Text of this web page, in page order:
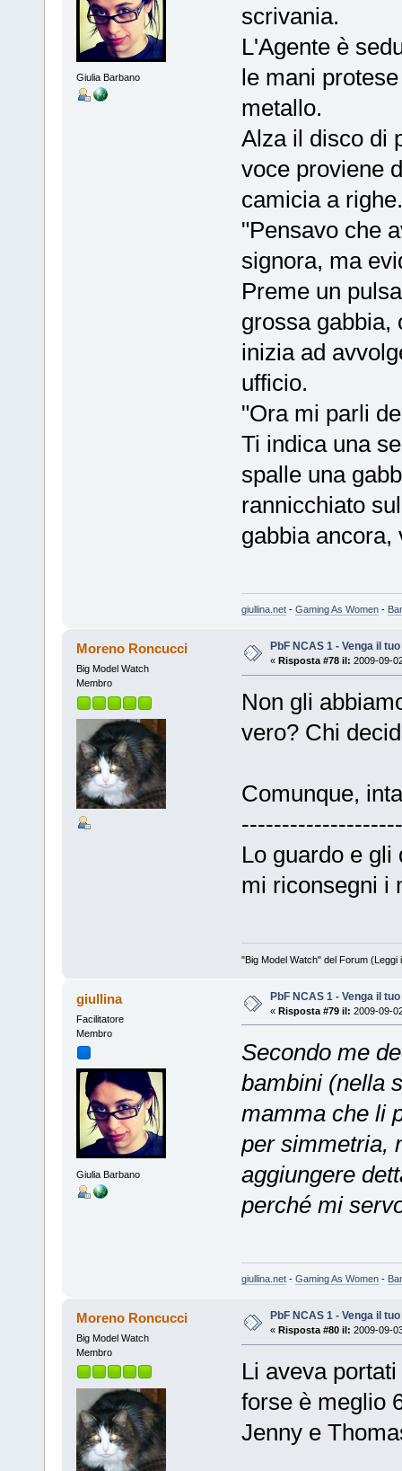
Giulia Barbano
scrivania.
L'Agente è
le mani
metallo.
Alza il disco di
voce proviene
camicia a righe.
"Pensavo che
signora, ma
Preme un
grossa gabbia,
inizia ad
ufficio.
"Ora mi parli
Ti indica una
spalle una
rannicchiato
gabbia ancora,
giullina.net- Gaming As Women-
Moreno Roncucci
Big Model Watch
Membro
PbF NCAS 1 - Venga il
« Risposta #78 il: 2009-09-
Non gli
vero? Chi
Comunque,
Lo guardo e gli
mi riconsegni i
"Big Model Watch" del Forum
giullina
Facilitatore
Membro
Giulia Barbano
PbF NCAS 1 - Venga il
« Risposta #79 il: 2009-09-
Secondo me
bambini (nella
mamma che li
per simmetria,
aggiungere
perché mi
giullina.net- Gaming As Women-
Moreno Roncucci
Big Model Watch
Membro
PbF NCAS 1 - Venga il
« Risposta #80 il: 2009-09-
Li aveva
forse è meglio
Jenny e